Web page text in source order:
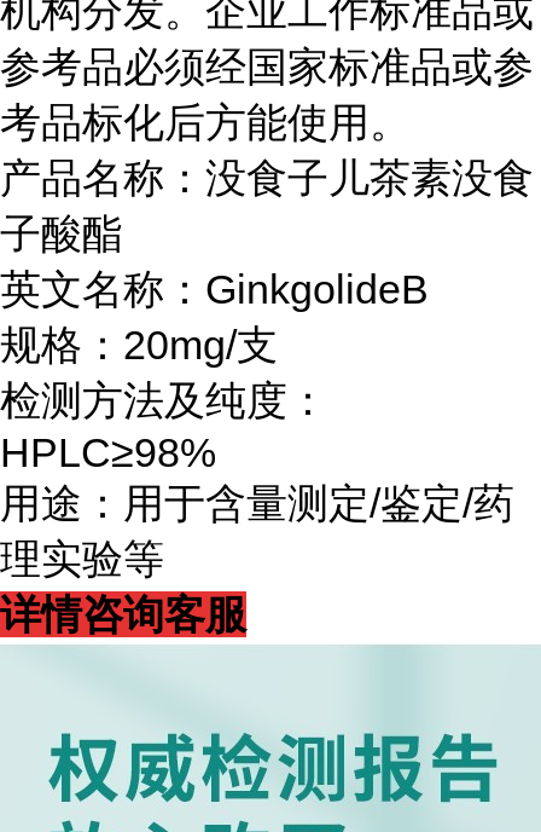
机构分发。企业工作标准品或
参考品必须经国家标准品或参
考品标化后方能使用。
产品名称：没食子儿茶素没食
子酸酯
英文名称：GinkgolideB
规格：20mg/支
检测方法及纯度：
HPLC≥98%
用途：用于含量测定/鉴定/药
理实验等
详情咨询客服